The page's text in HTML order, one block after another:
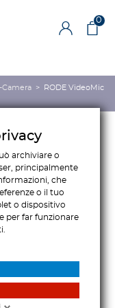
0
Camera >
RODE VideoMic
archiviare o
principalmente
che
o il tuo
o dispositivo
per far funzionare